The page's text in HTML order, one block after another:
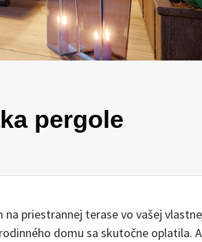
pergole
priestrannej terase vo vašej
domu sa skutočne oplatila.